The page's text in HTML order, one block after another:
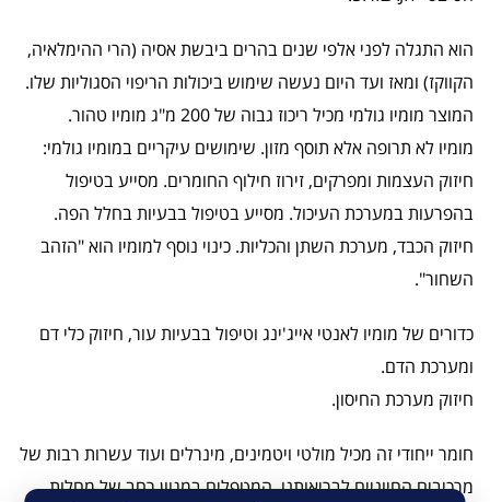
הוא התגלה לפני אלפי שנים בהרים ביבשת אסיה (הרי ההימלאיה,
הקווקז) ומאז ועד היום נעשה שימוש ביכולות הריפוי הסגוליות שלו.
המוצר מומיו גולמי מכיל ריכוז גבוה של 200 מ"ג מומיו טהור.
מומיו לא תרופה אלא תוסף מזון. שימושים עיקריים במומיו גולמי:
חיזוק העצמות ומפרקים, זירוז חילוף החומרים. מסייע בטיפול
בהפרעות במערכת העיכול. מסייע בטיפול בבעיות בחלל הפה.
חיזוק הכבד, מערכת השתן והכליות. כינוי נוסף למומיו הוא "הזהב
השחור".
כדורים של מומיו לאנטי אייג'ינג וטיפול בבעיות עור, חיזוק כלי דם
ומערכת הדם.
חיזוק מערכת החיסון.
חומר ייחודי זה מכיל מולטי ויטמינים, מינרלים ועוד עשרות רבות של
מרכיבים החיוניים לבריאותנו, המטפלים במגוון רחב של מחלות